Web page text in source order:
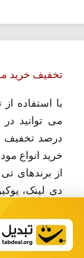
تخفیف خرید
با استفاده
درصد تخفیف
از برندهای
دی لینک،
ندارد....